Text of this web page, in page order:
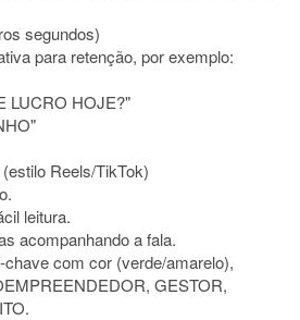
segundos)
para retenção, por exemplo:
LUCRO HOJE?"
Reels/TikTok)
leitura.
acompanhando a fala.
com cor (verde/amarelo),
GESTOR,